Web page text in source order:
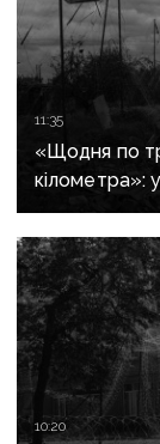
11:35
«Щодня по
кілометра»:
рф
10:20